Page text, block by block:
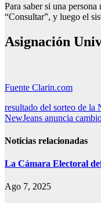
Para saber si una
“Consultar”, y luego el
Asignación
Fuente Clarin.com
Navegación
de
entradas
resultado del sorteo de la
NewJeans anuncia
Noticias relacionadas
La Cámara Electoral
Ago 7, 2025